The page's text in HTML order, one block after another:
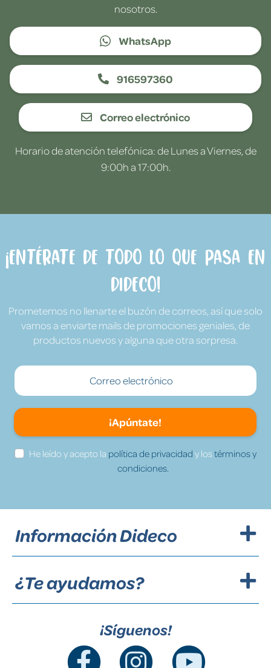
nosotros.
WhatsApp
916597360
Correo electrónico
Horario de atención telefónica: de Lunes a Viernes, de
9:00h a 17:00h.
¡Entérate de todo lo que pasa en
Dideco!
Prometemos no llenarte el buzón de correos, así que solo
vamos a enviarte mails de promociones geniales, de
productos nuevos y alguna que otra sorpresa.
¡Apúntate!
He leído y acepto la política de privacidad y lostérminos y
condiciones.
Información Dideco
¿Te ayudamos?
¡Síguenos!